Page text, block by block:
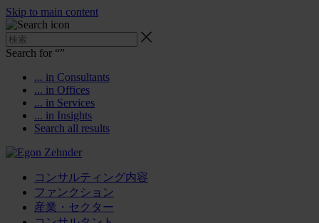
Skip to main content
Search for “”
... in Consultants
... in Offices
... in Services
... in Insights
Search all results
コンサルティング内容
ファンクション
産業・セクター